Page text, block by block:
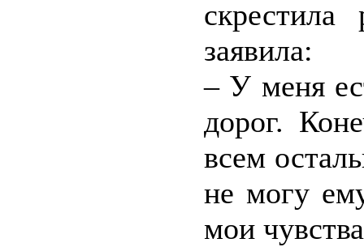
заявила:
– У меня
дорог.
всем
не могу
мои